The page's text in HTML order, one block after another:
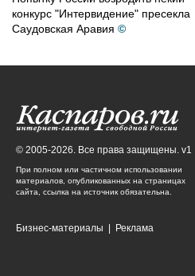
конкурс "Интервидение" пресекла
Саудовская Аравия ©
© 2005-2026. Все права защищены. v1
При полном или частичном использовании
материалов, опубликованных на страницах
сайта, ссылка на источник обязательна.
Бизнес-материалы Реклама